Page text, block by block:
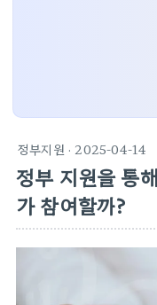
정부지원 · 2025-04-14
정부 지원을 통
가 참여할까?